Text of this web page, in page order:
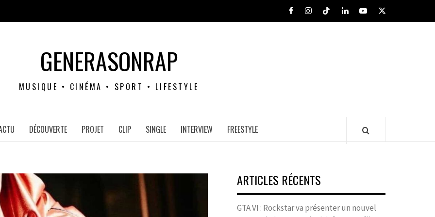
FacebookInstagram
TiktokLinkedInYoutube
X
GENERASONRAP
MUSIQUE • CINÉMA • SPORT • LIFESTYLE
DÉCOUVERTE PROJET CLIP SINGLE INTERVIEW FREESTYLE
ARTICLES RÉCENTS
GTA VI : Rockstar va présenter un nouvel